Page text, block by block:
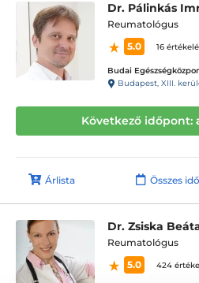
Dr. Pálinkás
Reumatológus
5.0
16
Budapest, XIII. kerület, 1138
Következő időpont:
Árlista Összes
Dr. Zsiska
Reumatológus
5.0
424